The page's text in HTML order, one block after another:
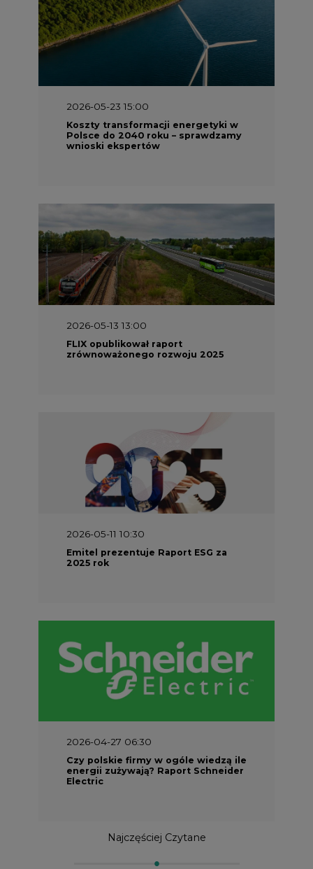
2026-05-23 15:00
Koszty transformacji energetyki w
Polsce do 2040 roku – sprawdzamy
wnioski ekspertów
2026-05-13 13:00
FLIX opublikował raport
zrównoważonego rozwoju 2025
2026-05-11 10:30
Emitel prezentuje Raport ESG za
2025 rok
2026-04-27 06:30
Czy polskie firmy w ogóle wiedzą ile
energii zużywają? Raport Schneider
Electric
Najczęściej Czytane